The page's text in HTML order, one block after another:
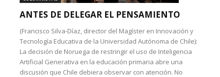
ANTES DE DELEGAR EL PENSAMIENTO
(Francisco Silva-Díaz, director del Magíster en Innovación y
Tecnología Educativa de la Universidad Autónoma de Chile):
La decisión de Noruega de restringir el uso de Inteligencia
Artificial Generativa en la educación primaria abre una
discusión que Chile debiera observar con atención. No